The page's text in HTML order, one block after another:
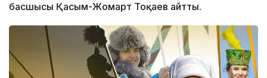
басшысы Қасым-Жомарт Тоқаев айтты.